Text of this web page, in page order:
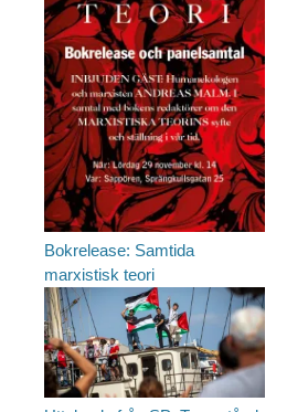
Bokrelease: Samtida
marxistisk teori